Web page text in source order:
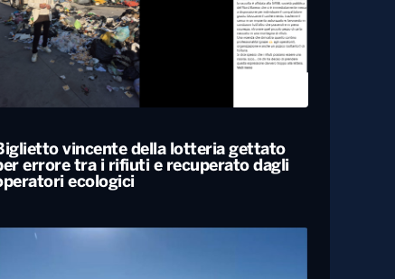
Svegliato dall’esplosione di uno sportello